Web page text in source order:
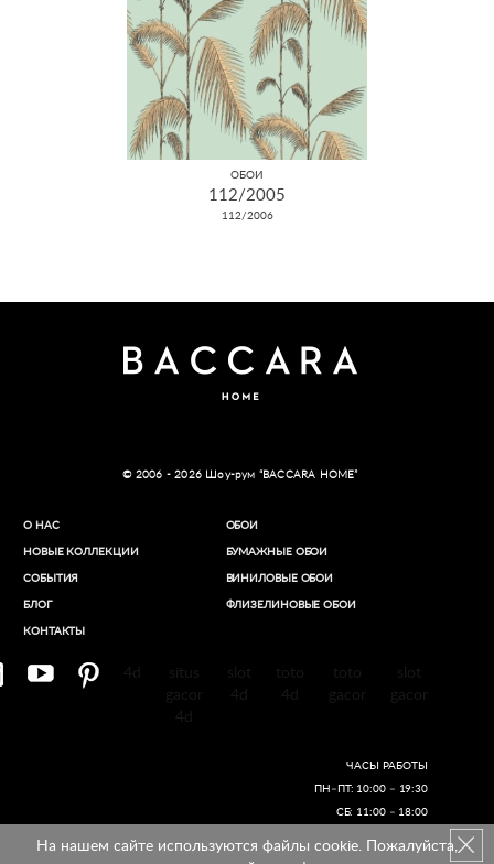
ОБОИ
112/2005
112/2006
© 2006 - 2026 Шоу-рум “BACCARA HOME”
О НАС
НОВЫЕ КОЛЛЕКЦИИ
СОБЫТИЯ
БЛОГ
КОНТАКТЫ
ОБОИ
БУМАЖНЫЕ ОБОИ
ВИНИЛОВЫЕ ОБОИ​
ФЛИЗЕЛИНОВЫЕ ОБОИ
ЧАСЫ РАБОТЫ
ПН–ПТ: 10:00 – 19:30
СБ: 11:00 – 18:00
Создание сайтов
На нашем сайте используются файлы cookie. Пожалуйста,